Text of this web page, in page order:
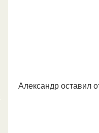
Александр оставил